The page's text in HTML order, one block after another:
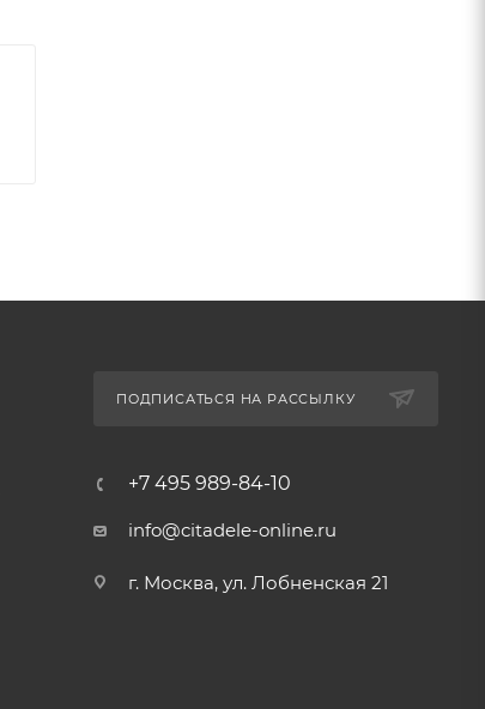
ПОДПИСАТЬСЯ НА РАССЫЛКУ
+7 495 989-84-10
info@citadele-online.ru
г. Москва, ул. Лобненская 21